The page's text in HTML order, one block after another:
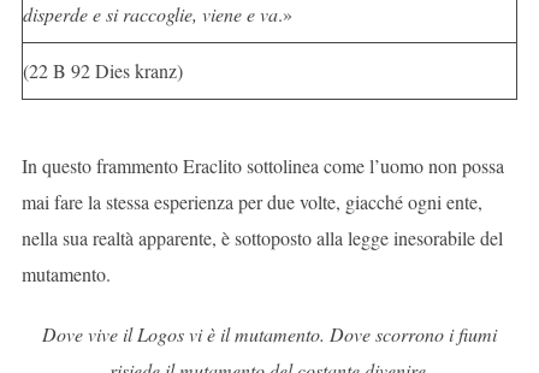
disperde e si raccoglie, viene e va.»
(22 B 92 Dies kranz)
In questo frammento Eraclito sottolinea come l’uomo non possa
mai fare la stessa esperienza per due volte, giacché ogni ente,
nella sua realtà apparente, è sottoposto alla legge inesorabile del
mutamento.
Dove vive il Logos vi è il mutamento. Dove scorrono i fiumi